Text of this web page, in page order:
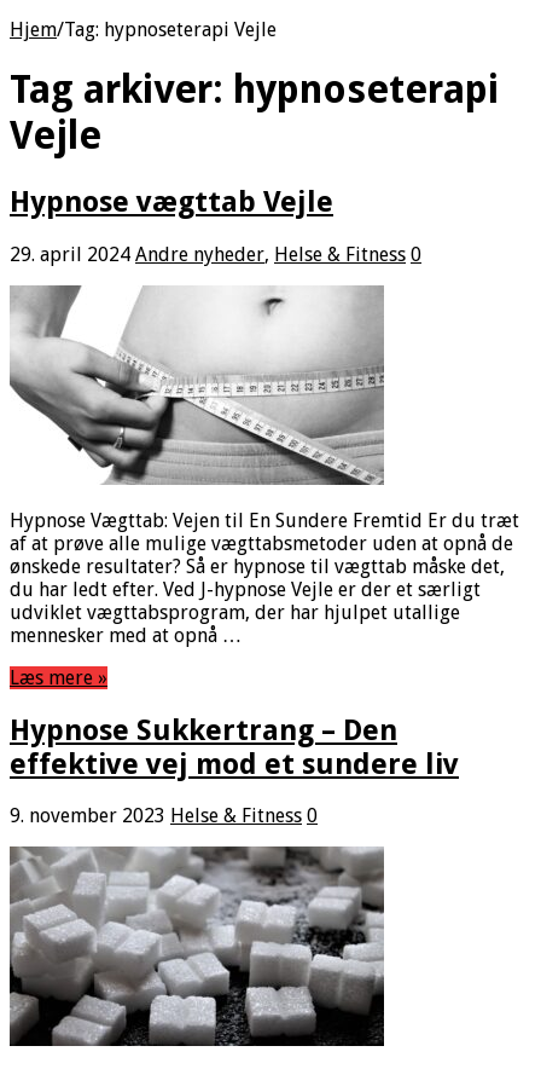
Hjem/Tag: hypnoseterapi Vejle
Tag arkiver: hypnoseterapi
Vejle
Hypnose vægttab Vejle
29. april 2024 Andre nyheder, Helse & Fitness 0
Hypnose Vægttab: Vejen til En Sundere Fremtid Er du træt
af at prøve alle mulige vægttabsmetoder uden at opnå de
ønskede resultater? Så er hypnose til vægttab måske det,
du har ledt efter. Ved J-hypnose Vejle er der et særligt
udviklet vægttabsprogram, der har hjulpet utallige
mennesker med at opnå …
Læs mere »
Hypnose Sukkertrang – Den
effektive vej mod et sundere liv
9. november 2023 Helse & Fitness 0